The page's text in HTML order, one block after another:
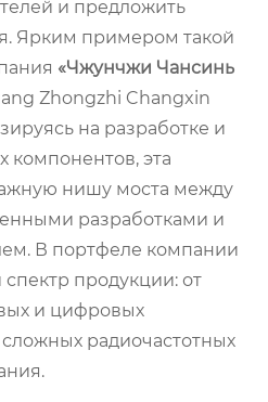
и предложить
Ярким примером такой
«Чжунчжи Чансинь
Zhongzhi Changxin
на разработке и
компонентов, эта
нишу моста между
разработками и
В портфеле компании
продукции: от
и цифровых
радиочастотных